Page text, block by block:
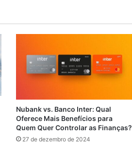
Nubank vs. Banco Inter: Qual
Oferece Mais Benefícios para
Quem Quer Controlar as Finanças?
27 de dezembro de 2024